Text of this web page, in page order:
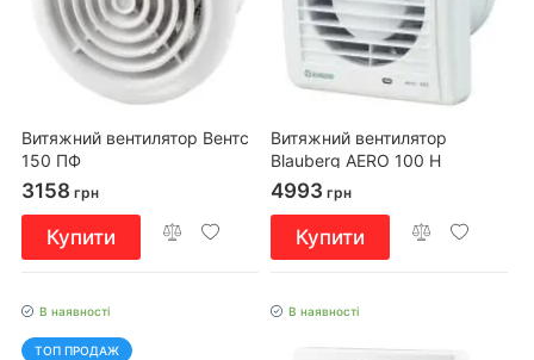
Витяжний вентилятор Вентс
150 ПФ
3158 грн
Купити
Витяжний вентилятор
Blauberg AERO 100 H
4993 грн
Купити
В наявності
ТОП ПРОДАЖ
В наявності